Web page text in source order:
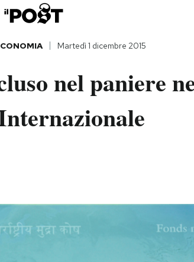
Martedì 1 dicembre 2015
nel paniere